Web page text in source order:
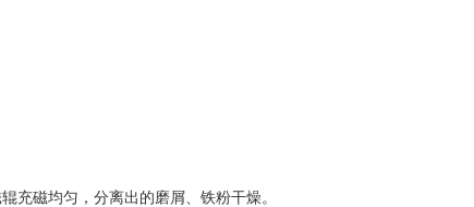
充磁均匀，分离出的磨屑、铁粉干燥。